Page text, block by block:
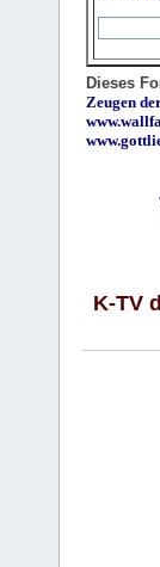
Dieses
Zeugen
K-TV